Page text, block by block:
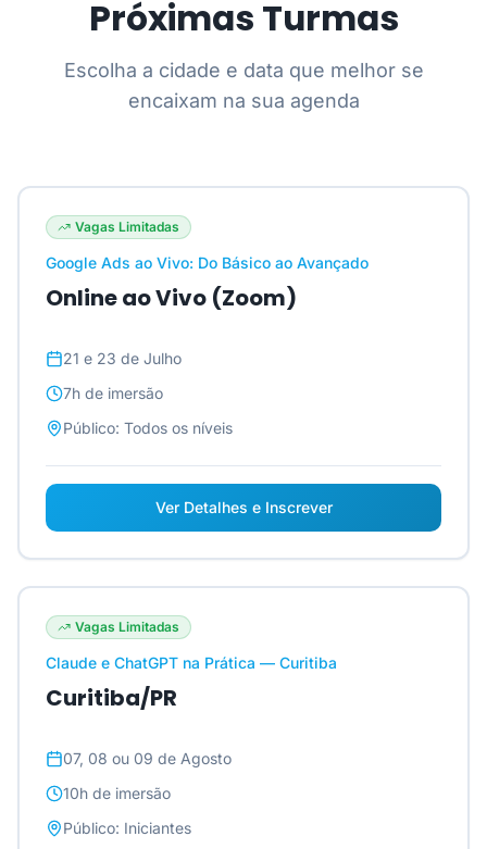
Próximas Turmas
Escolha a cidade e data que melhor se
encaixam na sua agenda
Vagas Limitadas
Google Ads ao Vivo: Do Básico ao Avançado
Online ao Vivo (Zoom)
21 e 23 de Julho
7h de imersão
Público: Todos os níveis
Ver Detalhes e Inscrever
Vagas Limitadas
Claude e ChatGPT na Prática — Curitiba
Curitiba/PR
07, 08 ou 09 de Agosto
10h de imersão
Público: Iniciantes